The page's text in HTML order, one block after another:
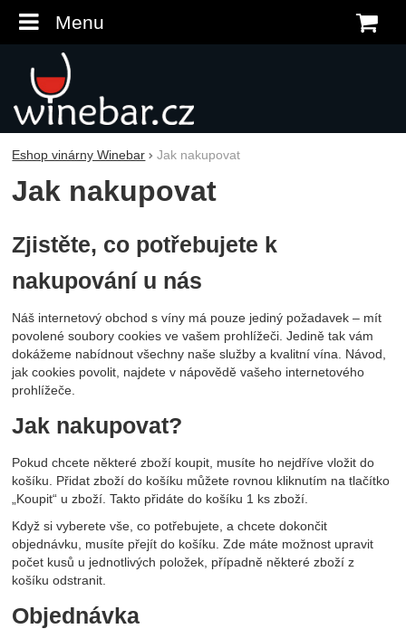
Menu
Eshop vinárny Winebar Jak nakupovat
Jak nakupovat
Zjistěte, co potřebujete k
nakupování u nás
Náš internetový obchod s víny má pouze jediný požadavek – mít
povolené soubory cookies ve vašem prohlížeči. Jedině tak vám
dokážeme nabídnout všechny naše služby a kvalitní vína. Návod,
jak cookies povolit, najdete v nápovědě vašeho internetového
prohlížeče.
Jak nakupovat?
Pokud chcete některé zboží koupit, musíte ho nejdříve vložit do
košíku. Přidat zboží do košíku můžete rovnou kliknutím na tlačítko
„Koupit“ u zboží. Takto přidáte do košíku 1 ks zboží.
Když si vyberete vše, co potřebujete, a chcete dokončit
objednávku, musíte přejít do košíku. Zde máte možnost upravit
počet kusů u jednotlivých položek, případně některé zboží z
košíku odstranit.
Objednávka